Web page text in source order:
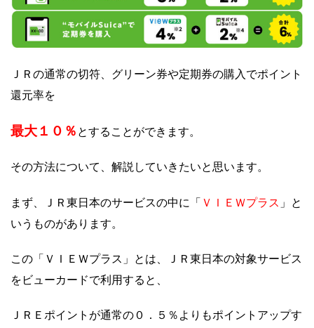
ＪＲの通常の切符、グリーン券や定期券の購入でポイント
還元率を
最大１０％ とすることができます。
その方法について、解説していきたいと思います。
まず、ＪＲ東日本のサービスの中に「 ＶＩＥＷプラス 」と
いうものがあります。
この「ＶＩＥＷプラス」とは、ＪＲ東日本の対象サービス
をビューカードで利用すると、
ＪＲＥポイントが通常の０．５％よりもポイントアップす